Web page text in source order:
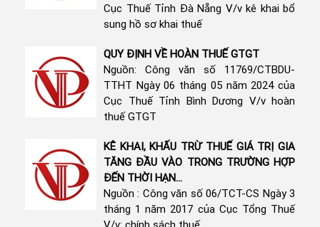
Cục Thuế Tỉnh Đà Nẵng V/v kê khai bổ
sung hồ sơ khai thuế
QUY ĐỊNH VỀ HOÀN THUẾ GTGT
Nguồn: Công văn số 11769/CTBDU-
TTHT Ngày 06 tháng 05 năm 2024 của
Cục Thuế Tỉnh Bình Dương V/v hoàn
thuế GTGT
KÊ KHAI, KHẤU TRỪ THUẾ GIÁ TRỊ GIA
TĂNG ĐẦU VÀO TRONG TRƯỜNG HỢP
ĐẾN THỜI HẠN...
Nguồn : Công văn số 06/TCT-CS Ngày 3
tháng 1 năm 2017 của Cục Tổng Thuế